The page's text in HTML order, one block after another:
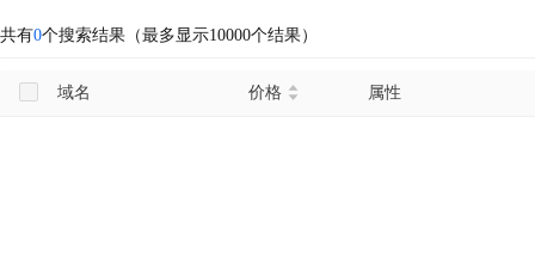
共有0个搜索结果（最多显示10000个结果）
域名 价格 属性